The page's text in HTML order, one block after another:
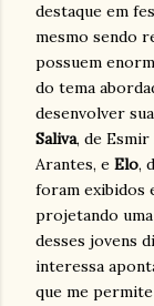
destaque em
mesmo sendo
possuem
do tema
desenvolver
Saliva, de
Arantes, e Elo,
foram exibidos
projetando
desses jovens
interessa
que me